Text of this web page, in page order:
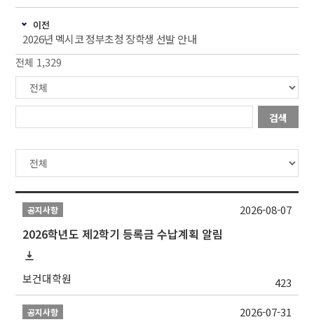
이전
2026년 멕시코 정부초청 장학생 선발 안내
전체 1,329
검색
공지사항
2026학년도 제2학기 등록금 수납계획 알림
보건대학원 423
2026-08-07
공지사항 2026-07-31